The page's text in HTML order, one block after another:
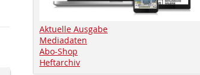
Aktuelle Ausgabe
Mediadaten
Abo-Shop
Heftarchiv